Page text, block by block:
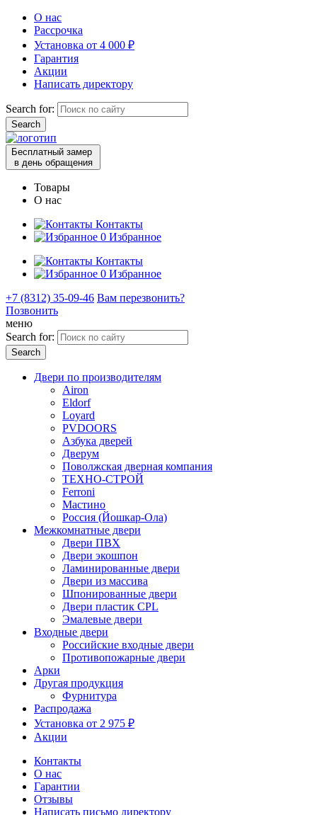
О нас
Рассрочка
Установка от 4 000 ₽
Гарантия
Акции
Написать директору
Search for:
Бесплатный замер
в день обращения
Товары
О нас
Контакты
0 Избранное
Контакты
0 Избранное
+7 (8312) 35-09-46 Вам перезвонить?
Позвонить
меню
Search for:
Двери по производителям
Airon
Eldorf
Loyard
PVDOORS
Азбука дверей
Дверум
Поволжская дверная компания
ТЕХНО-СТРОЙ
Ferroni
Мастино
Россия (Йошкар-Ола)
Межкомнатные двери
Двери ПВХ
Двери экошпон
Ламинированные двери
Двери из массива
Шпонированные двери
Двери пластик CPL
Эмалевые двери
Входные двери
Российские входные двери
Противопожарные двери
Арки
Другая продукция
Фурнитура
Распродажа
Установка от 2 975 ₽
Акции
Контакты
О нас
Гарантии
Отзывы
Написать письмо директору